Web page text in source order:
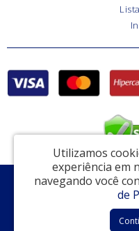
EAS Comércio de Ferragens
Rua Dr. Ladislau Retti,
Cotia
Utilizamos
experiência em
navegando você
de